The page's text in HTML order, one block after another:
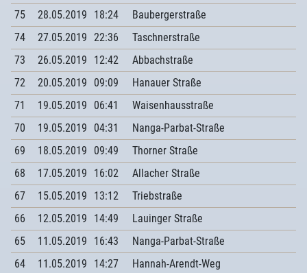
75
28.05.2019 18:24
Baubergerstraße
74
27.05.2019 22:36
Taschnerstraße
73
26.05.2019 12:42
Abbachstraße
72
20.05.2019 09:09
Hanauer Straße
71
19.05.2019 06:41
Waisenhausstraße
70
19.05.2019 04:31
Nanga-Parbat-Straße
69
18.05.2019 09:49
Thorner Straße
68
17.05.2019 16:02
Allacher Straße
67
15.05.2019 13:12
Triebstraße
66
12.05.2019 14:49
Lauinger Straße
65
11.05.2019 16:43
Nanga-Parbat-Straße
64
11.05.2019 14:27
Hannah-Arendt-Weg